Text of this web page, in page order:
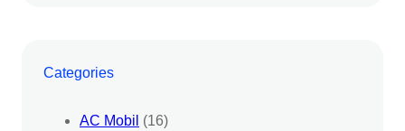
Categories
AC Mobil (16)